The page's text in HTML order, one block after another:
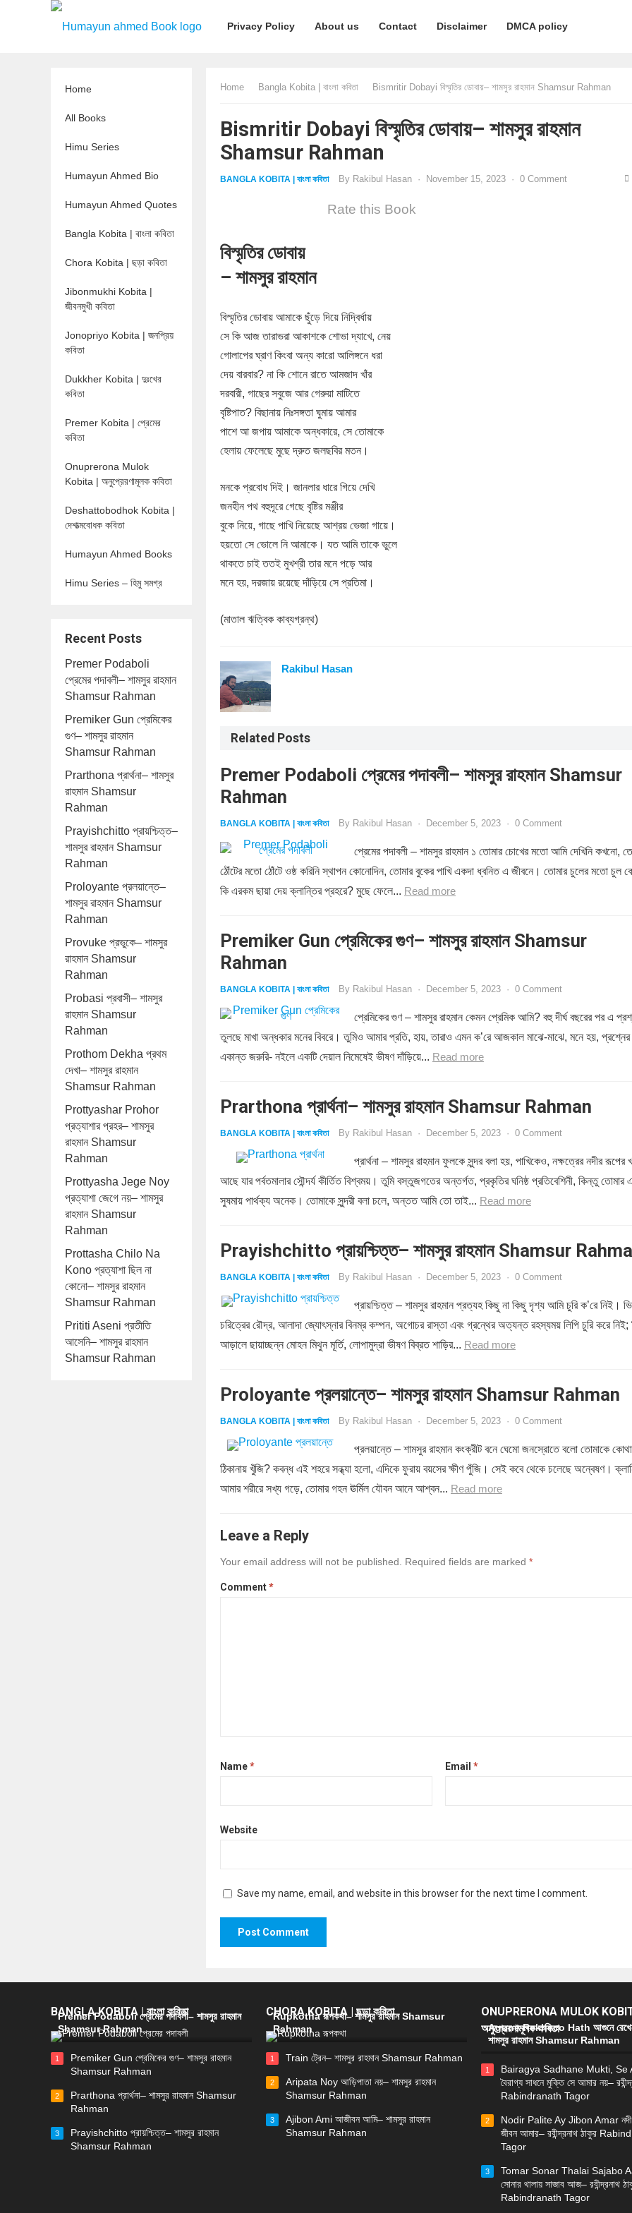
Privacy Policy About us Contact Disclaimer DMCA policy
Home
All Books
Himu Series
Humayun Ahmed Bio
Humayun Ahmed Quotes
Bangla Kobita | বাংলা কবিতা
Chora Kobita | ছড়া কবিতা
Jibonmukhi Kobita |
জীবনমুখী কবিতা
Jonopriyo Kobita | জনপ্রিয়
কবিতা
Dukkher Kobita | দুঃখের
কবিতা
Premer Kobita | প্রেমের
কবিতা
Onuprerona Mulok
Kobita | অনুপ্রেরণামূলক কবিতা
Deshattobodhok Kobita |
দেশাত্মবোধক কবিতা
Humayun Ahmed Books
Himu Series – হিমু সমগ্র
Recent Posts
Premer Podaboli
প্রেমের পদাবলী– শামসুর রাহমান
Shamsur Rahman
Premiker Gun প্রেমিকের
গুণ– শামসুর রাহমান
Shamsur Rahman
Prarthona প্রার্থনা– শামসুর
রাহমান Shamsur
Rahman
Prayishchitto প্রায়শ্চিত্ত–
শামসুর রাহমান Shamsur
Rahman
Proloyante প্রলয়ান্তে–
শামসুর রাহমান Shamsur
Rahman
Provuke প্রভুকে– শামসুর
রাহমান Shamsur
Rahman
Probasi প্রবাসী– শামসুর
রাহমান Shamsur
Rahman
Prothom Dekha প্রথম
দেখা– শামসুর রাহমান
Shamsur Rahman
Prottyashar Prohor
প্রত্যাশার প্রহর– শামসুর
রাহমান Shamsur
Rahman
Prottyasha Jege Noy
প্রত্যাশা জেগে নয়– শামসুর
রাহমান Shamsur
Rahman
Prottasha Chilo Na
Kono প্রত্যাশা ছিল না
কোনো– শামসুর রাহমান
Shamsur Rahman
Prititi Aseni প্রতীতি
আসেনি– শামসুর রাহমান
Shamsur Rahman
Home Bangla Kobita | বাংলা কবিতা Bismritir Dobayi বিস্মৃতির ডোবায়– শামসুর রাহমান Shamsur Rahman
Bismritir Dobayi বিস্মৃতির ডোবায়– শামসুর রাহমান
Shamsur Rahman
BANGLA KOBITA | বাংলা কবিতা By Rakibul Hasan · November 15, 2023 · 0 Comment
Rate this Book
বিস্মৃতির ডোবায়
– শামসুর রাহমান
বিস্মৃতির ডোবায় আমাকে ছুঁড়ে দিয়ে নিদ্বির্ধায়
সে কি আজ তারাভরা আকাশকে শোভা দ্যাখে, নেয়
গোলাপের ঘ্রাণ কিংবা অন্য কারো আলিঙ্গনে ধরা
দেয় বারবার? না কি শোনে রাতে আমজাদ খাঁর
দরবারী, গাছের সবুজে আর গেরুয়া মাটিতে
বৃষ্টিপাত? বিছানায় নিঃসঙ্গতা ঘুমায় আমার
পাশে আ জপায় আমাকে অন্ধকারে, সে তোমাকে
হেলায় ফেলেছে মুছে দ্রুত জলছবির মতন।
মনকে প্রবোধ দিই। জানলার ধারে গিয়ে দেখি
জনহীন পথ বহুদূরে গেছে বৃষ্টির মঞ্জীর
বুকে নিয়ে, গাছে পাখি নিয়েছে আশ্রয় ভেজা গায়ে।
হয়তো সে ভোলে নি আমাকে। যত আমি তাকে ভুলে
থাকতে চাই ততই মুখশ্রী তার মনে পড়ে আর
মনে হয়, দরজায় রয়েছে দাঁড়িয়ে সে প্রতিমা।
(মাতাল ঋত্বিক কাব্যগ্রন্থ)
Rakibul Hasan
Related Posts
Premer Podaboli প্রেমের পদাবলী– শামসুর রাহমান Shamsur
Rahman
BANGLA KOBITA | বাংলা কবিতা By Rakibul Hasan · December 5, 2023 · 0 Comment
প্রেমের পদাবলী – শামসুর রাহমান ১ তোমার চোখের মতো আমি দেখিনি কখনো,
ঠোঁটের মতো ঠোঁটে ওষ্ঠ করিনি স্থাপন কোনোদিন, তোমার বুকের পাখি একদা ধ্বনিত এ জীবনে। তোমার চুলের মতো চুল
কি এরকম ছায়া দেয় ক্লান্তির প্রহরে? মুছে ফেলে... Read more
Premiker Gun প্রেমিকের গুণ– শামসুর রাহমান Shamsur
Rahman
BANGLA KOBITA | বাংলা কবিতা By Rakibul Hasan · December 5, 2023 · 0 Comment
প্রেমিকের গুণ – শামসুর রাহমান কেমন প্রেমিক আমি? বহু দীর্ঘ বছরের পর এ
তুলছে মাখা অন্ধকার মনের বিবরে। তুমিও আমার প্রতি, হায়, তারাও এমন ক’রে আজকাল মাঝে-মাঝে, মনে হয়,
একান্ত জরুরি- নইলে একটি দেয়াল নিমেষেই ভীষণ দাঁড়িয়ে... Read more
Prarthona প্রার্থনা– শামসুর রাহমান Shamsur Rahman
BANGLA KOBITA | বাংলা কবিতা By Rakibul Hasan · December 5, 2023 · 0 Comment
প্রার্থনা – শামসুর রাহমান ফুলকে সুন্দর বলা হয়, পাখিকেও, নক্ষত্রের নদীর রূপের
আছে যার পর্বতমালার সৌন্দর্য কীর্তিত বিশ্বময়। তুমি বস্তুজগতের অন্তর্গত, প্রকৃতির ঘনিষ্ঠ প্রতিবেশিনী, কিন্তু তোমার
সুষমায় পার্থক্য অনেক। তোমাকে সুন্দরী বলা চলে, অন্তত আমি তো তাই... Read more
Prayishchitto প্রায়শ্চিত্ত– শামসুর রাহমান Shamsur
BANGLA KOBITA | বাংলা কবিতা By Rakibul Hasan · December 5, 2023 · 0 Comment
প্রায়শ্চিত্ত – শামসুর রাহমান প্রত্যহ কিছু না কিছু দৃশ্য আমি চুরি ক’রে নিই।
চরিত্রের রৌদ্র, আলাদা জ্যোৎস্নার বিনম্র কম্পন, অগোচর রাস্তা এবং গ্রন্থের অত্যন্ত রহস্যময় লিপি চুরি করে নিই;
আড়ালে ছায়াচ্ছন্ন মোহন মিথুন মূর্তি, লোপামুদ্রা ভীষণ বিব্রত শাড়ির... Read more
Proloyante প্রলয়ান্তে– শামসুর রাহমান Shamsur Rahman
BANGLA KOBITA | বাংলা কবিতা By Rakibul Hasan · December 5, 2023 · 0 Comment
প্রলয়ান্তে – শামসুর রাহমান কংক্রীট বনে ঘেমো জনস্রোতে বলো তোমাকে
ঠিকানায় খুঁজি? কবন্ধ এই শহরে সন্ধ্যা হলো, এদিকে ফুরায় বয়সের ক্ষীণ পুঁজি। সেই কবে থেকে চলেছে অন্বেষণ।
আমার শরীরে সখ্য গড়ে, তোমার গহন ঊর্মিল যৌবন আনে আশ্বন... Read more
Leave a Reply
Your email address will not be published. Required fields are marked *
Comment*
Name* Email*
Website
Save my name, email, and website in this browser for the next time I comment.
BANGLA KOBITA | বাংলা কবিতা
Premer Podaboli প্রেমের পদাবলী– শামসুর রাহমান
Shamsur Rahman
1
Premiker Gun প্রেমিকের গুণ– শামসুর রাহমান
Shamsur Rahman
2
Prarthona প্রার্থনা– শামসুর রাহমান Shamsur
Rahman
3
Prayishchitto প্রায়শ্চিত্ত– শামসুর রাহমান
Shamsur Rahman
CHORA KOBITA | ছড়া কবিতা
Rupkotha রূপকথা– শামসুর রাহমান Shamsur
Rahman
1 Train ট্রেন– শামসুর রাহমান Shamsur Rahman
2
Aripata Noy আড়িপাতা নয়– শামসুর রাহমান
Shamsur Rahman
3
Ajibon Ami আজীবন আমি– শামসুর রাহমান
Shamsur Rahman
ONUPRERONA MULOK
অনুপ্রেরণামূলক কবিতা
Agune Rekheco Hath আগুনে
শামসুর রাহমান Shamsur Rahman
1
Bairagya Sadhane Mukti, Se
বৈরাগ্য সাধনে মুক্তি সে আমার নয়–
Rabindranath Tagor
2
Nodir Palite Ay Jibon Amar
জীবন আমার– রবীন্দ্রনাথ ঠাকুর
Tagor
3
Tomar Sonar Thalai Sajabo
সোনার থালায় সাজাব আজ– রবীন্দ্রনাথ
Rabindranath Tagor